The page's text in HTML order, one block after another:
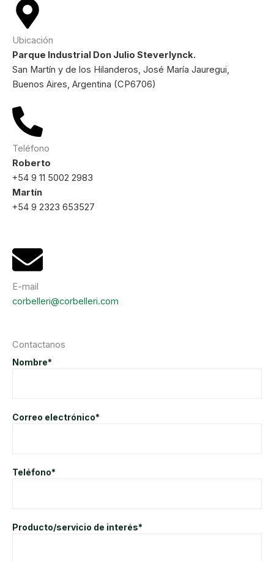
Ubicación
Parque Industrial Don Julio Steverlynck.
San Martín y de los Hilanderos, José María Jauregui,
Buenos Aires, Argentina (CP6706)
Teléfono
Roberto
+54 9 11 5002 2983
Martín
+54 9 2323 653527
E-mail
corbelleri@corbelleri.com
Contactanos
Nombre*
Correo electrónico*
Teléfono*
Producto/servicio de interés*